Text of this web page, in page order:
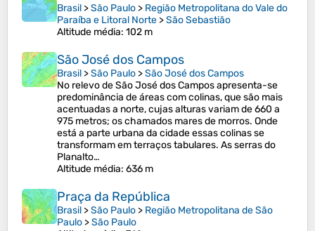
Brasil >São Paulo > Região Metropolitana do Vale do
Paraíba e Litoral Norte >São Sebastião
Altitude média: 102 m
São José dos Campos
Brasil >São Paulo >São José dos Campos
No relevo de São José dos Campos apresenta-se
predominância de áreas com colinas, que são mais
acentuadas a norte, cujas alturas variam de 660 a
975 metros; os chamados mares de morros. Onde
está a parte urbana da cidade essas colinas se
transformam em terraços tabulares. As serras do
Planalto…
Altitude média: 636 m
Praça da República
Brasil >São Paulo > Região Metropolitana de São
Paulo >São Paulo